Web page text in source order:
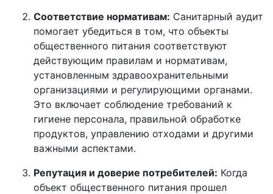
Соответствие нормативам: Санитарный аудит
помогает убедиться в том, что объекты
общественного питания соответствуют
действующим правилам и нормативам,
установленным здравоохранительными
организациями и регулирующими органами.
Это включает соблюдение требований к
гигиене персонала, правильной обработке
продуктов, управлению отходами и другими
важными аспектами.
Репутация и доверие потребителей: Когда
объект общественного питания прошел